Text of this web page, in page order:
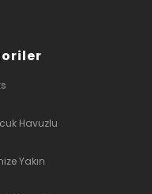
Havuzlu
Yakın